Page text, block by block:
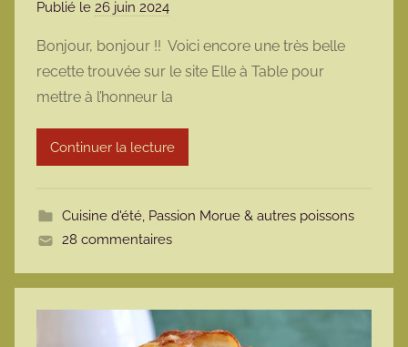
Publié le 26 juin 2024
r
m
a
r
m
t
e
Bonjour, bonjour !! Voici encore une très belle
recette trouvée sur le site Elle à Table pour
mettre à l’honneur la
Continuer la lecture
Cuisine d'été, Passion Morue & autres poissons
28 commentaires